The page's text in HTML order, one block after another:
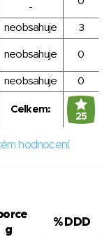
-
neobsahuje
3
neobsahuje 0
neobsahuje 0
Celkem:
25
hodnocení.
g
% DDD